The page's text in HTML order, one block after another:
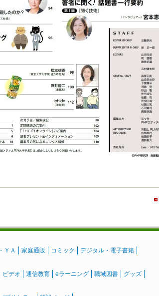
ＹＡ 家庭通販 コミック デジタル・電子書籍
ビデオ 通信教育 eラーニング 職域図書 グッズ